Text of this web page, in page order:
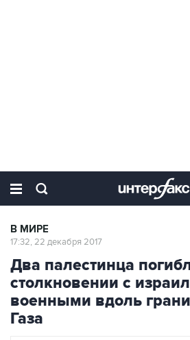
В МИРЕ
17:32, 22 декабря 2017
Два палестинца
столкновении с
военными вдоль
Газа